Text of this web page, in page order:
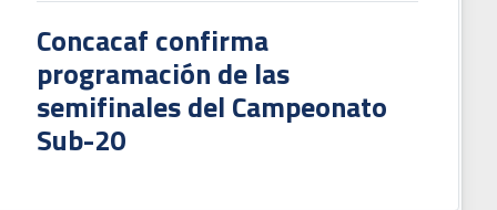
Concacaf confirma
programación de las
semifinales del Campeonato
Sub-20